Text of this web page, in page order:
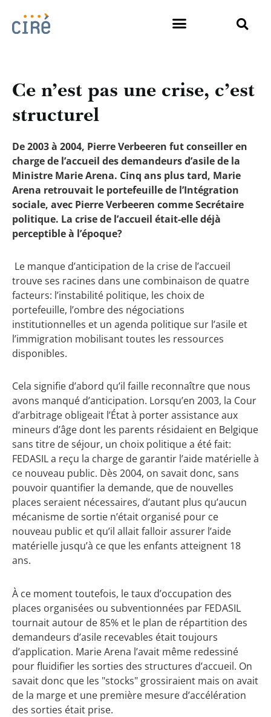
Ce n’est pas une crise, c’est
structurel
De 2003 à 2004, Pierre Verbeeren fut conseiller en
charge de l’accueil des demandeurs d’asile de la
Ministre Marie Arena. Cinq ans plus tard, Marie
Arena retrouvait le portefeuille de l’Intégration
sociale, avec Pierre Verbeeren comme Secrétaire
politique. La crise de l’accueil était-elle déjà
perceptible à l’époque?
Le manque d’anticipation de la crise de l’accueil
trouve ses racines dans une combinaison de quatre
facteurs: l’instabilité politique, les choix de
portefeuille, l’ombre des négociations
institutionnelles et un agenda politique sur l’asile et
l’immigration mobilisant toutes les ressources
disponibles.
Cela signifie d’abord qu’il faille reconnaître que nous
avons manqué d’anticipation. Lorsqu’en 2003, la Cour
d’arbitrage obligeait l’État à porter assistance aux
mineurs d’âge dont les parents résidaient en Belgique
sans titre de séjour, un choix politique a été fait:
FEDASIL a reçu la charge de garantir l’aide matérielle à
ce nouveau public. Dès 2004, on savait donc, sans
pouvoir quantifier la demande, que de nouvelles
places seraient nécessaires, d’autant plus qu’aucun
mécanisme de sortie n’était organisé pour ce
nouveau public et qu’il allait falloir assurer l’aide
matérielle jusqu’à ce que les enfants atteignent 18
ans.
À ce moment toutefois, le taux d’occupation des
places organisées ou subventionnées par FEDASIL
tournait autour de 85% et le plan de répartition des
demandeurs d’asile recevables était toujours
d’application. Marie Arena l’avait même redessiné
pour fluidifier les sorties des structures d’accueil. On
savait donc que les "stocks" grossiraient mais on avait
de la marge et une première mesure d’accélération
des sorties était prise.